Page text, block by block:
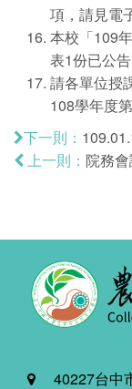
項，請見電
本校「109
表1份已公
請各單位授
108學年度
下一則：
上一則： 院務
40227台中